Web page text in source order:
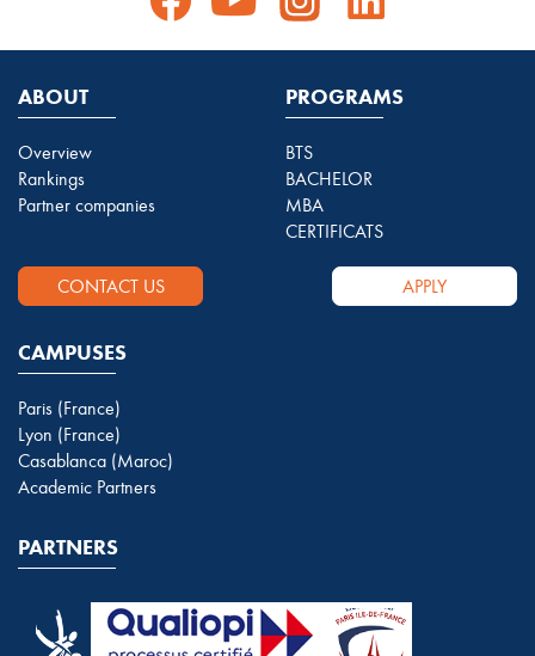
ABOUT
Overview
Rankings
Partner companies
PROGRAMS
BTS
BACHELOR
MBA
CERTIFICATS
CONTACT US APPLY
CAMPUSES
Paris (France)
Lyon (France)
Casablanca (Maroc)
Academic Partners
PARTNERS